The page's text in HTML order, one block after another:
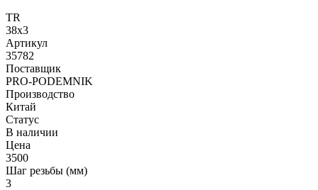
TR
38х3
Артикул
35782
Поставщик
PRO-PODEMNIK
Производство
Китай
Статус
В наличии
Цена
3500
Шаг резьбы (мм)
3